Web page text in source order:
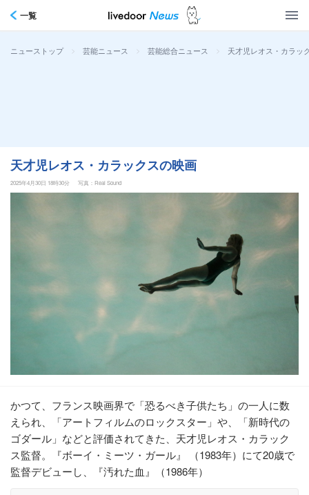
一覧
ニューストップ > 芸能ニュース > 芸能総合ニュース > 天才児レオス・カラッ
天才児レオス・カラックスの映画
2025年4月30日 18時30分 写真：Real Sound
かつて、フランス映画界で「恐るべき子供たち」の一人に数
えられ、「アートフィルムのロックスター」や、「新時代の
ゴダール」などと評価されてきた、天才児レオス・カラック
ス監督。『ボーイ・ミーツ・ガール』 （1983年）にて20歳で
監督デビューし、『汚れた血』（1986年）